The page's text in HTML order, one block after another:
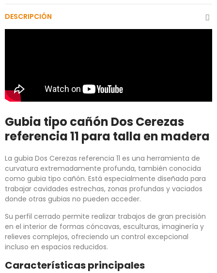
DESCRIPCIÓN
Gubia tipo cañón Dos Cerezas
referencia 11 para talla en madera
La gubia Dos Cerezas referencia 11 es una herramienta de
curvatura extremadamente profunda, también conocida
como gubia tipo cañón. Está especialmente diseñada para
trabajar cavidades estrechas, zonas profundas y vaciados
donde otras gubias no pueden acceder.
Su perfil cerrado permite realizar trabajos de gran precisión
en el interior de formas cóncavas, esculturas, imaginería y
relieves complejos, ofreciendo un control excepcional
incluso en espacios reducidos.
Características principales